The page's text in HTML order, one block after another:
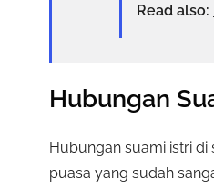
Read also:
Hubungan
Hubungan suami istri di
puasa yang sudah